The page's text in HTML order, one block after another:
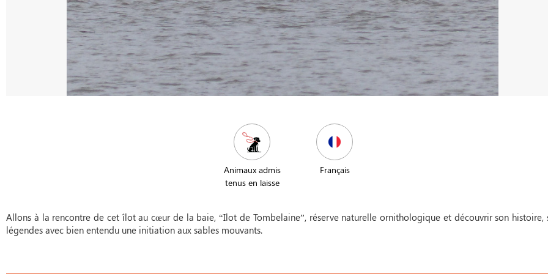
Animaux admis
tenus en laisse
Français
Allons à la rencontre de cet îlot au cœur de la baie, “Ilot de Tombelaine”, réserve naturelle ornithologique et découvrir son histoire,
légendes avec bien entendu une initiation aux sables mouvants.